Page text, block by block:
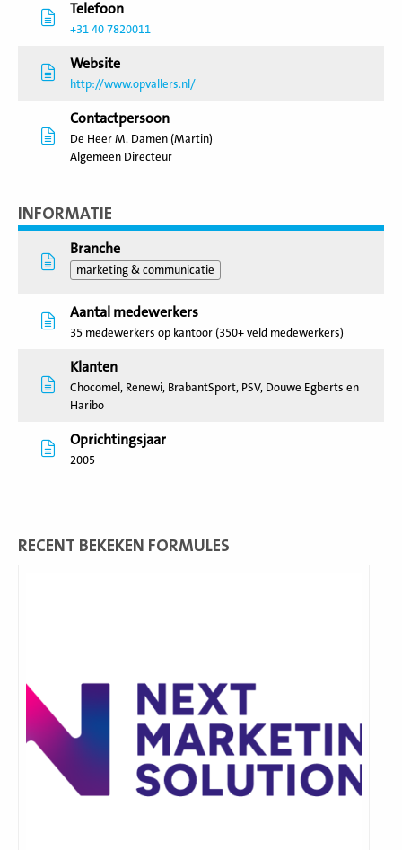
Telefoon
+31 40 7820011
Website
http://www.opvallers.nl/
Contactpersoon
De Heer M. Damen (Martin)
Algemeen Directeur
INFORMATIE
Branche
marketing & communicatie
Aantal medewerkers
35 medewerkers op kantoor (350+ veld medewerkers)
Klanten
Chocomel, Renewi, BrabantSport, PSV, Douwe Egberts en
Haribo
Oprichtingsjaar
2005
RECENT BEKEKEN FORMULES